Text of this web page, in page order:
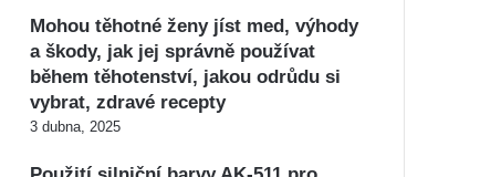
Mohou těhotné ženy jíst med, výhody
a škody, jak jej správně používat
během těhotenství, jakou odrůdu si
vybrat, zdravé recepty
3 dubna, 2025